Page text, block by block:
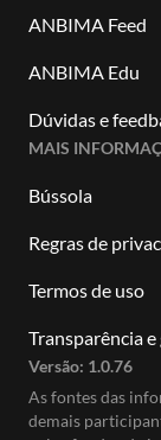
ANBIMA Feed
ANBIMA Edu
Dúvidas e
MAIS
Bússola
Regras de
Termos de uso
Transparência
Versão: 1.0.76
As fontes das
demais